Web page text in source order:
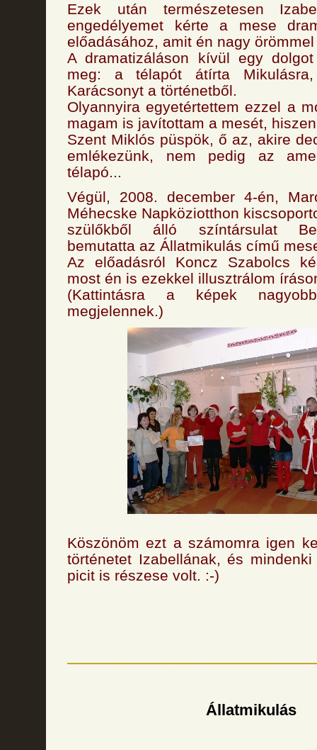
Ezek után természetesen
engedélyemet kérte a mese
előadásához, amit én nagy
A dramatizáláson kívül egy
meg: a télapót átírta
Karácsonyt a történetből.
Olyannyira egyetértettem ezzel a
magam is javítottam a mesét,
Szent Miklós püspök, ő az, akire
emlékezünk, nem pedig az
télapó...
Végül, 2008. december 4-én,
Méhecske Napköziotthon
szülőkből álló színtársulat
bemutatta az Állatmikulás című
Az előadásról Koncz Szabolcs
most én is ezekkel illusztrálom
(Kattintásra a képek
megjelennek.)
Köszönöm ezt a számomra igen
történetet Izabellának, és
picit is részese volt. :-)
Állatmikulás